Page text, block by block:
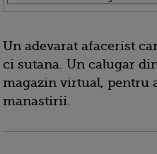
Un adevarat afacerist
ci sutana. Un calugar
magazin virtual, pentru
manastirii.